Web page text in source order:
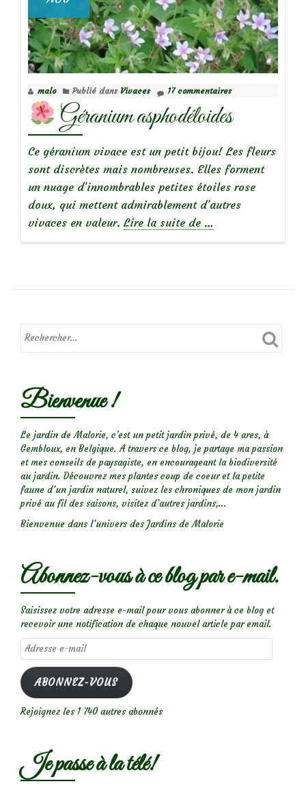
malo Publié dans Vivaces 17 commentaires
Géranium asphodéloides
Ce géranium vivace est un petit bijou! Les fleurs
sont discrètes mais nombreuses. Elles forment
un nuage d’innombrables petites étoiles rose
doux, qui mettent admirablement d’autres
vivaces en valeur. Lire la suite de
Géranium
…
Bienvenue !
Le jardin de Malorie, c'est un petit jardin privé, de 4 ares, à
Gembloux, en Belgique. A travers ce blog, je partage ma passion
et mes conseils de paysagiste, en encourageant la biodiversité
au jardin. Découvrez mes plantes coup de coeur et la petite
faune d’un jardin naturel, suivez les chroniques de mon jardin
privé au fil des saisons, visitez d’autres jardins,...
Bienvenue dans l’univers des Jardins de Malorie
Abonnez-vous à ce blog par e-mail.
Saisissez votre adresse e-mail pour vous abonner à ce blog et
recevoir une notification de chaque nouvel article par email.
Adresse
e-
mail
ABONNEZ-VOUS
Rejoignez les 1 740 autres abonnés
Je passe à la télé!